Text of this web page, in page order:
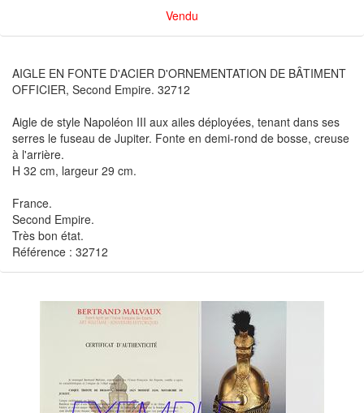
Vendu
AIGLE EN FONTE D'ACIER D'ORNEMENTATION DE BÂTIMENT
OFFICIER, Second Empire. 32712
Aigle de style Napoléon III aux ailes déployées, tenant dans ses
serres le fuseau de Jupiter. Fonte en demi-rond de bosse, creuse
à l'arrière.
H 32 cm, largeur 29 cm.
France.
Second Empire.
Très bon état.
Référence : 32712